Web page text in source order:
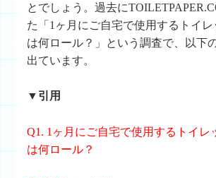
とでしょう。過去に
た「1ヶ月にご自宅で使用するトイ
は何ロール？」という調査で、以下
出ています。
▼引用
Q1. 1ヶ月にご自宅で使用するトイレ
は何ロール？